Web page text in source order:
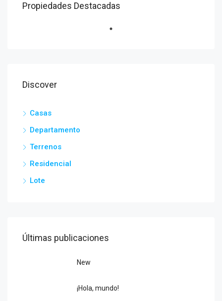
Propiedades Destacadas
Discover
Casas
Departamento
Terrenos
Residencial
Lote
Últimas publicaciones
New
¡Hola, mundo!